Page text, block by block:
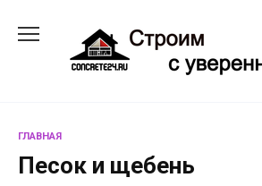
содержанию
ГЛАВНАЯ
Песок и щебень